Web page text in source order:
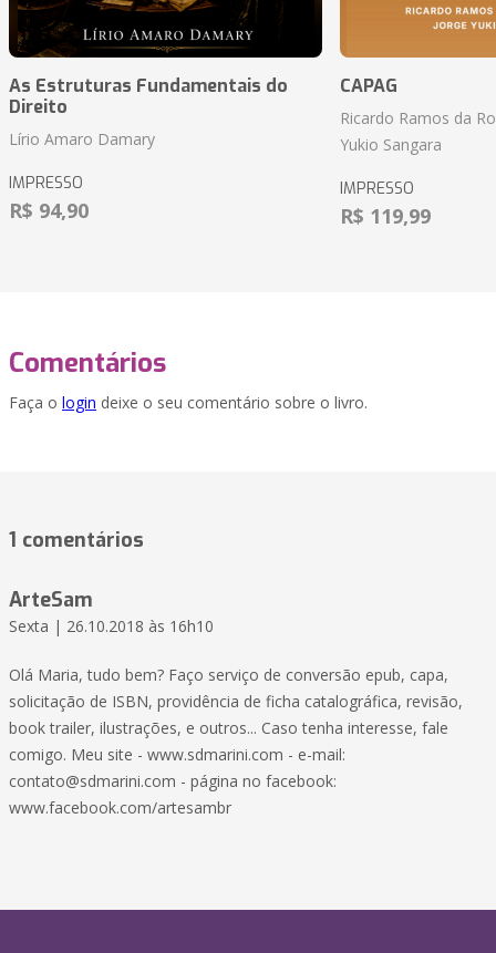
As Estruturas Fundamentais do
Direito
Lírio Amaro Damary
IMPRESSO
R$ 94,90
CAPAG
Ricardo Ramos da
Yukio Sangara
IMPRESSO
R$ 119,99
Comentários
Faça o login deixe o seu comentário sobre o livro.
1 comentários
ArteSam
Sexta | 26.10.2018 às 16h10
Olá Maria, tudo bem? Faço serviço de conversão epub, capa,
solicitação de ISBN, providência de ficha catalográfica, revisão,
book trailer, ilustrações, e outros... Caso tenha interesse, fale
comigo. Meu site - www.sdmarini.com - e-mail:
contato@sdmarini.com - página no facebook:
www.facebook.com/artesambr